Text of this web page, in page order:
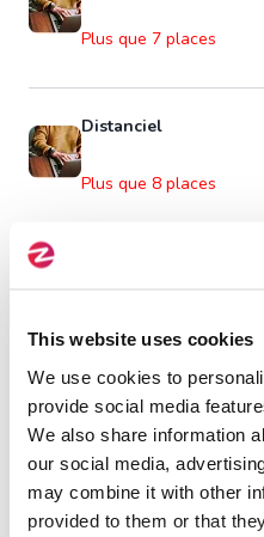
This website uses cookies
We use cookies to
provide social media
We also share information
our social media,
may combine it with other
provided to them or that
Plus que 7 places
Distanciel
Plus que 8 places
Afficher plus de dates
Tout utilisateur
souhaitant faire de
Kibana